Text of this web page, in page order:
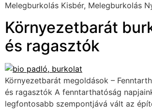
Melegburkolás Kisbér, Melegburkolás
Környezetbarát
és ragasztók
Környezetbarát megoldások –
és ragasztók A fenntarthatóság
legfontosabb szempontjává vált az